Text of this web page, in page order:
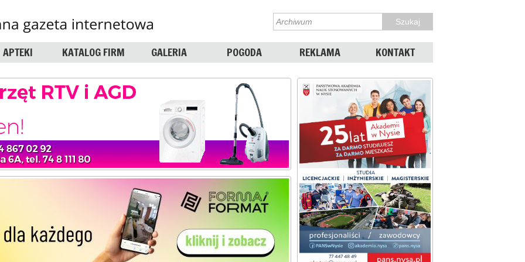
APTEKI KATALOG FIRM GALERIA POGODA REKLAMA KONTAKT